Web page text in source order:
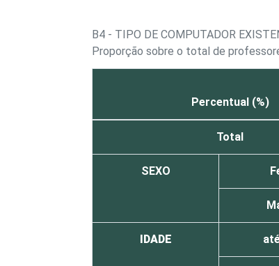
B4 - TIPO DE COMPUTADOR
Proporção sobre o total de
Percentual (%)
Total
SEXO
IDADE